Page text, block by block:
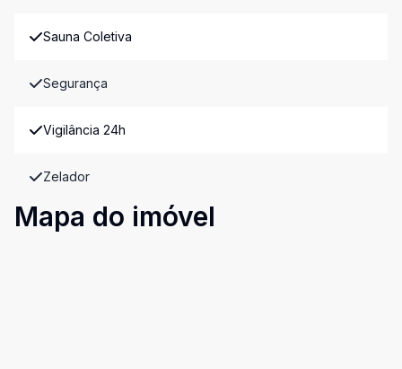
Sauna Coletiva
Segurança
Vigilância 24h
Zelador
Mapa do imóvel